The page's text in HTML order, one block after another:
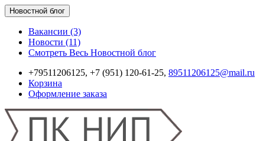
Новостной блог
Вакансии (3)
Новости (11)
Смотреть Весь Новостной блог
+79511206125, +7 (951) 120-61-25, 89511206125@mail.ru
Корзина
Оформление заказа